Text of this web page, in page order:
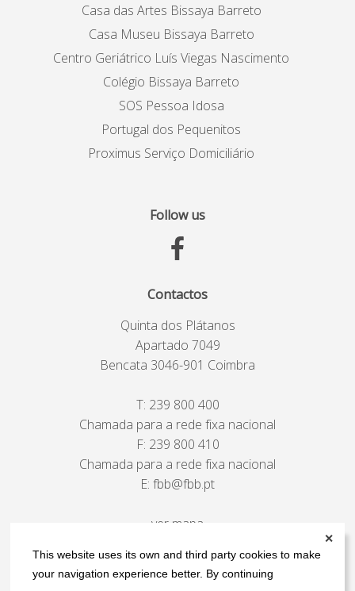
This website uses its own and third party cookies to make
your navigation experience better. By continuing
✕
Casa das Artes Bissaya Barreto
Casa Museu Bissaya Barreto
Centro Geriátrico Luís Viegas Nascimento
Colégio Bissaya Barreto
SOS Pessoa Idosa
Portugal dos Pequenitos
Proximus Serviço Domiciliário
Follow us
Contactos
Quinta dos Plátanos
Apartado 7049
Bencata 3046-901 Coimbra
T: 239 800 400
Chamada para a rede fixa nacional
F: 239 800 410
Chamada para a rede fixa nacional
E: fbb@fbb.pt
ver mapa